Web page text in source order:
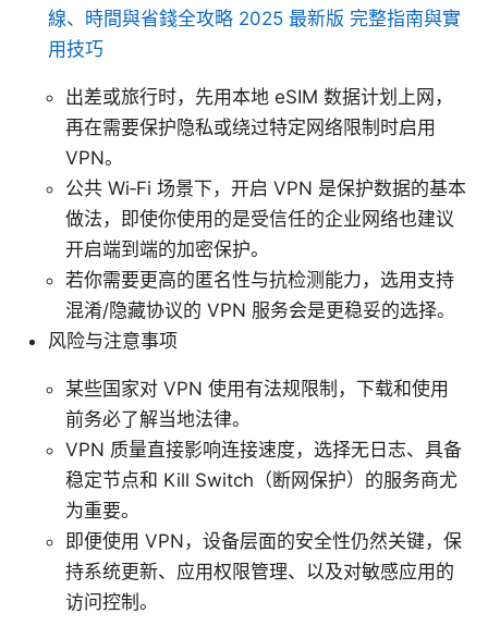
線、時間與省錢全攻略 2025 最新版 完整指南與實
用技巧
出差或旅行时，先用本地 eSIM 数据计划上网，
再在需要保护隐私或绕过特定网络限制时启用
VPN。
公共 Wi‑Fi 场景下，开启 VPN 是保护数据的基本
做法，即使你使用的是受信任的企业网络也建议
开启端到端的加密保护。
若你需要更高的匿名性与抗检测能力，选用支持
混淆/隐藏协议的 VPN 服务会是更稳妥的选择。
风险与注意事项
某些国家对 VPN 使用有法规限制，下载和使用
前务必了解当地法律。
VPN 质量直接影响连接速度，选择无日志、具备
稳定节点和 Kill Switch（断网保护）的服务商尤
为重要。
即便使用 VPN，设备层面的安全性仍然关键，保
持系统更新、应用权限管理、以及对敏感应用的
访问控制。